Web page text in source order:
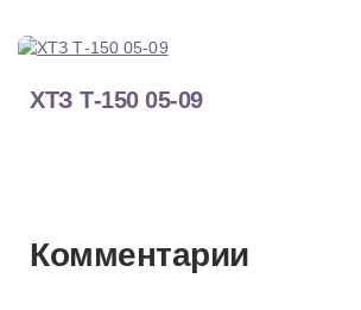
ХТЗ Т-150 05-09
Комментарии